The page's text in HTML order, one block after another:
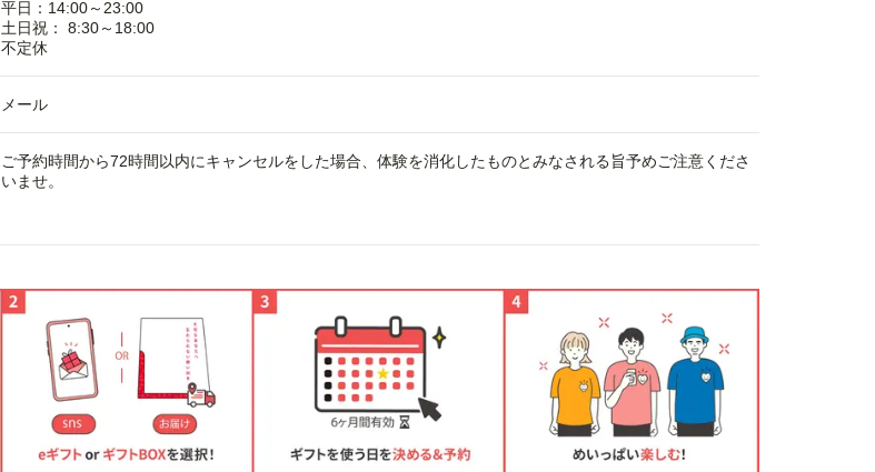
平日：14:00～23:00
土日祝： 8:30～18:00
不定休
メール
ご予約時間から72時間以内にキャンセルをした場合、体験を消化したものとみなされる旨予めご注意くださ
いませ。